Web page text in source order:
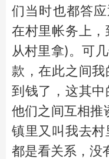
们当时也都答
在村里帐务上
从村里拿)。可
款，在此之间
到钱了，这其
他们之间互相推
镇里又叫我去
都是看关系，没